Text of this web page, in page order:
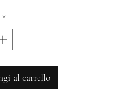
*
al carrello